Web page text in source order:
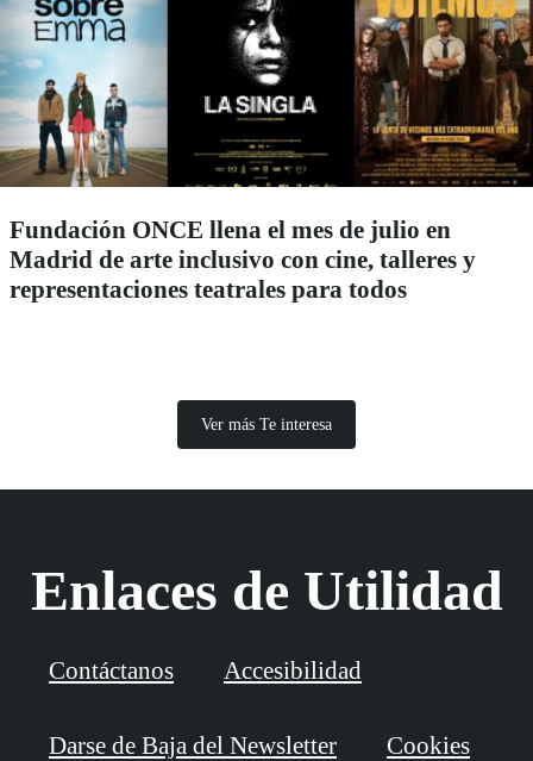
Fundación ONCE llena el mes de julio en
Madrid de arte inclusivo con cine, talleres y
representaciones teatrales para todos
Ver más Te interesa
Enlaces de Utilidad
Contáctanos Accesibilidad
Darse de Baja del Newsletter Cookies